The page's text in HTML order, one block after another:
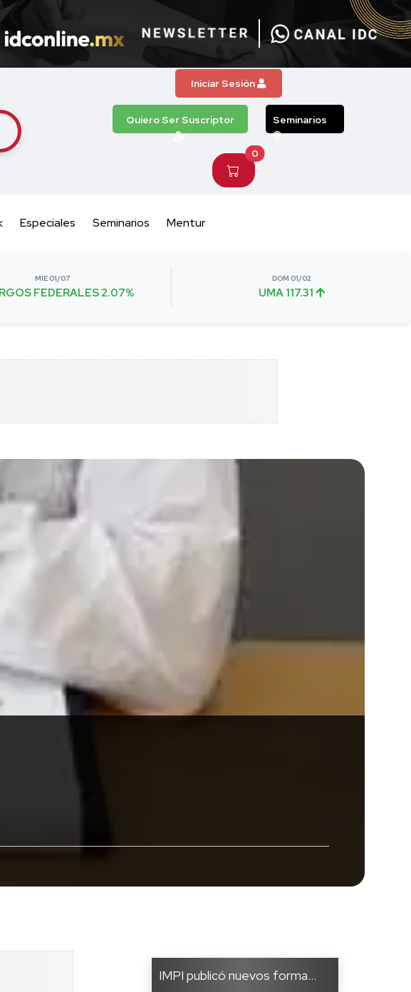
Iniciar Sesión
Quiero Ser Suscriptor Seminarios
0
Especiales Seminarios Mentur
MIE 01/07
FEDERALES 2.07%
DOM 01/02
UMA 117.31
IMPI publicó nuevos forma...